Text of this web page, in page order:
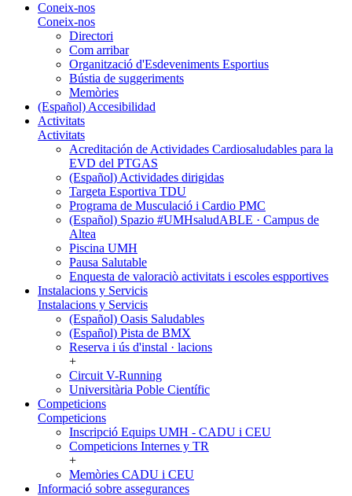
Coneix-nos
Coneix-nos
Directori
Com arribar
Organització d'Esdeveniments Esportius
Bústia de suggeriments
Memòries
(Español) Accesibilidad
Activitats
Activitats
Acreditación de Actividades Cardiosaludables para la
EVD del PTGAS
(Español) Actividades dirigidas
Targeta Esportiva TDU
Programa de Musculació i Cardio PMC
(Español) Spazio #UMHsaludABLE · Campus de
Altea
Piscina UMH
Pausa Salutable
Enquesta de valoraciò activitats i escoles espportives
Instalacions y Servicis
Instalacions y Servicis
(Español) Oasis Saludables
(Español) Pista de BMX
Reserva i ús d'instal · lacions
+
Circuit V-Running
Universitària Poble Científic
Competicions
Competicions
Inscripció Equips UMH - CADU i CEU
Competicions Internes y TR
+
Memòries CADU i CEU
Informació sobre assegurances